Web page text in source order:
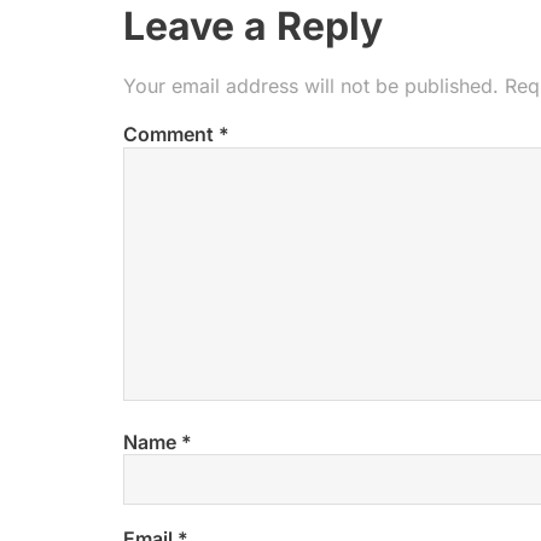
Leave a Reply
Your email address will not be published.
Comment *
Name *